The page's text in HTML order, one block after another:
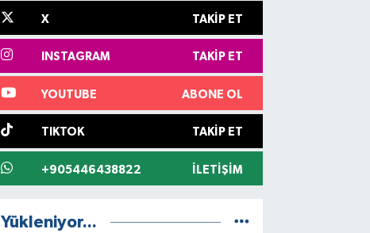
X TAKIP ET
INSTAGRAM TAKIP ET
YOUTUBE ABONE OL
TIKTOK TAKIP ET
+905446438822 İLETIŞIM
Yükleniyor...